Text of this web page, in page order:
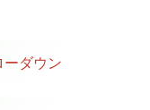
ーダウン